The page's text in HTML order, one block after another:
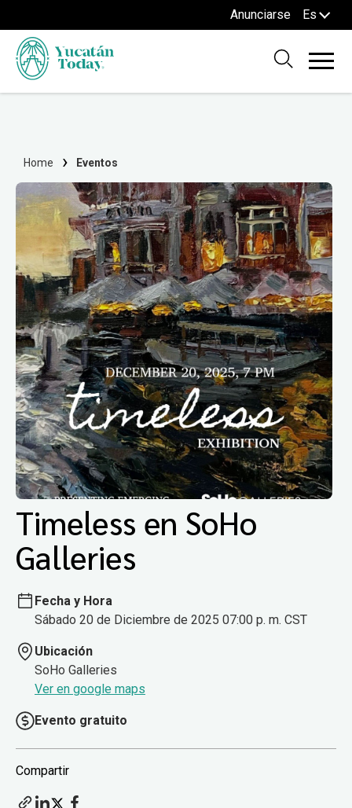
Anunciarse Es
Home Eventos
Timeless en SoHo
Galleries
Fecha y Hora
Sábado 20 de Diciembre de 2025 07:00 p. m. CST
Ubicación
SoHo Galleries
Ver en google maps
Evento gratuito
Compartir